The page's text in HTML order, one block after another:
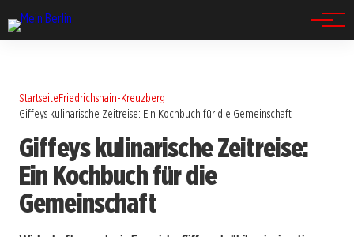
StartseiteFriedrichshain-Kreuzberg
Giffeys kulinarische Zeitreise: Ein Kochbuch für die Gemeinschaft
Giffeys kulinarische Zeitreise:
Ein Kochbuch für die
Gemeinschaft